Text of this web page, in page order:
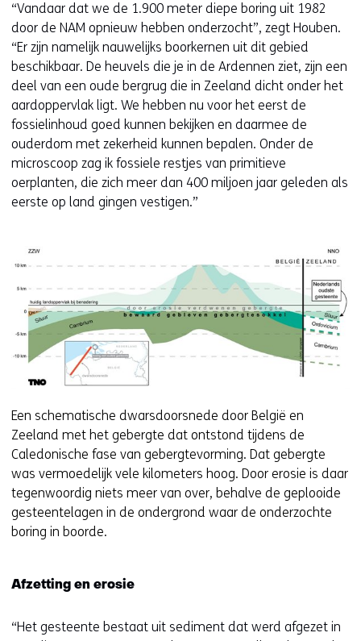
e
n
a
n
d
e
r
e
w
e
t
e
)
“Vandaar dat we de 1.900 meter diepe boring uit 1982
door de NAM opnieuw hebben onderzocht”, zegt Houben.
“Er zijn namelijk nauwelijks boorkernen uit dit gebied
beschikbaar. De heuvels die je in de Ardennen ziet, zijn een
deel van een oude bergrug die in Zeeland dicht onder het
aardoppervlak ligt. We hebben nu voor het eerst de
fossielinhoud goed kunnen bekijken en daarmee de
ouderdom met zekerheid kunnen bepalen. Onder de
microscoop zag ik fossiele restjes van primitieve
oerplanten, die zich meer dan 400 miljoen jaar geleden als
eerste op land gingen vestigen.”
Een schematische dwarsdoorsnede door België en
Zeeland met het gebergte dat ontstond tijdens de
Caledonische fase van gebergtevorming. Dat gebergte
was vermoedelijk vele kilometers hoog. Door erosie is daar
tegenwoordig niets meer van over, behalve de geplooide
gesteentelagen in de ondergrond waar de onderzochte
boring in boorde.
Afzetting en erosie
“Het gesteente bestaat uit sediment dat werd afgezet in